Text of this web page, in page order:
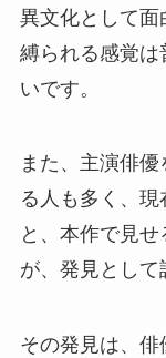
異文化として面
縛られる感覚は
いです。
また、主演俳
る人も多く、
と、本作で見
が、発見として
その発見は、